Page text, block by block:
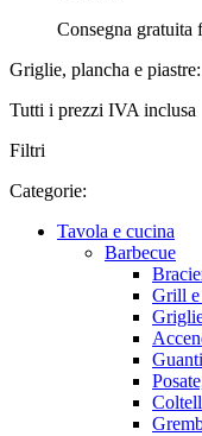
Consegna gratuita
Griglie, plancha e
Tutti i prezzi IVA inclusa
Filtri
Categorie:
Tavola e cucina
Barbecue
Grill e